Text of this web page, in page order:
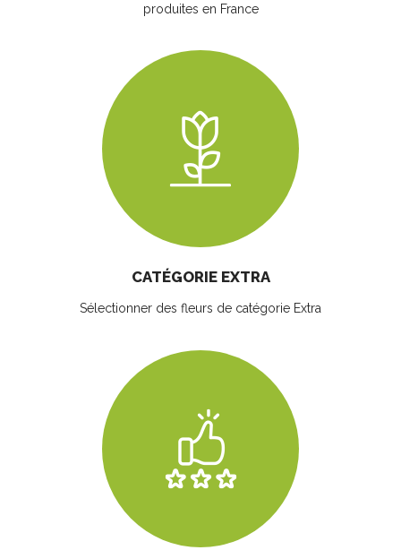
produites en France
CATÉGORIE EXTRA
Sélectionner des fleurs de catégorie Extra